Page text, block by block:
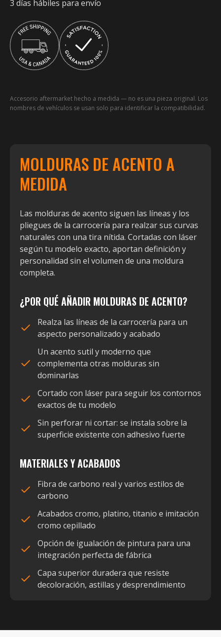
3 días hábiles para envío
Accesorio aftermarket hecho a medida — no es una pieza original. Los
nombres de vehículos se usan solo para identificar la compatibilidad.
MOLDURAS DE ACENTO A
MEDIDA
Las molduras de acento siguen las líneas y los
pliegues de la carrocería para realzar sus curvas
naturales con una tira nítida. Cortadas con láser
según tu modelo exacto, aportan definición y
personalidad sin el volumen de una moldura
completa.
¿POR QUÉ AÑADIR MOLDURAS DE ACENTO?
Realza las líneas de la carrocería para un
aspecto personalizado y acabado
Un acento sutil y moderno que
complementa otras molduras sin
dominarlas
Cortado con láser para seguir los contornos
exactos de tu modelo
Sin perforar ni cortar: se instala sobre la
superficie existente con adhesivo fuerte
MATERIALES Y ACABADOS
Fibra de carbono real y varios estilos de
carbono
Acabados cromo, platino, titanio e imitación
cromo cepillado
Opción de igualación de pintura para una
integración perfecta de fábrica
Capa superior duradera que resiste
decoloración, astillas y desprendimiento